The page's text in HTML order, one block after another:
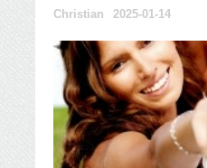
Christian 2025-01-14